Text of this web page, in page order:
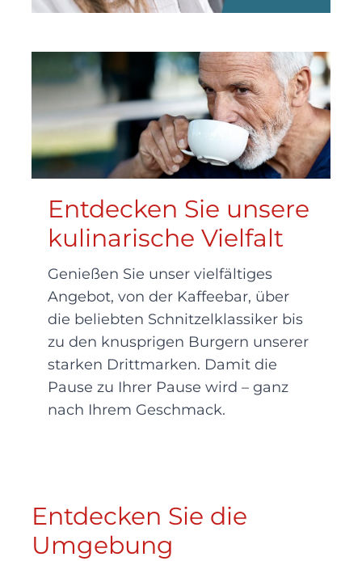
Entdecken Sie unsere
kulinarische Vielfalt
Genießen Sie unser vielfältiges
Angebot, von der Kaffeebar, über
die beliebten Schnitzelklassiker bis
zu den knusprigen Burgern unserer
starken Drittmarken. Damit die
Pause zu Ihrer Pause wird – ganz
nach Ihrem Geschmack.
Entdecken Sie die
Umgebung